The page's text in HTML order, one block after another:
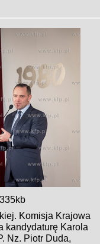
Komisja Krajowa
kandydaturę Karola
Nz. Piotr Duda,